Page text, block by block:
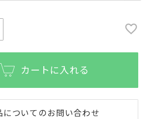
カートに入れる
についてのお問い合わせ